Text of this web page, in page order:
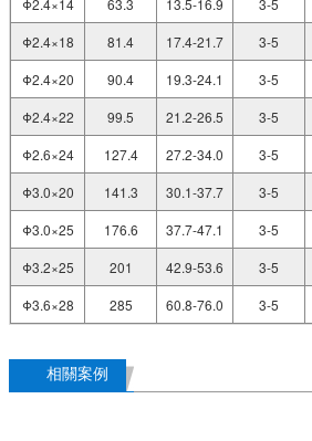
Φ2.4×14
63.3 13.5-16.9 3-5
Φ2.4×18
81.4 17.4-21.7 3-5
Φ2.4×20
90.4 19.3-24.1 3-5
Φ2.4×22
99.5 21.2-26.5 3-5
Φ2.6×24
127.4 27.2-34.0 3-5
Φ3.0×20
141.3 30.1-37.7 3-5
Φ3.0×25
176.6 37.7-47.1 3-5
Φ3.2×25
201 42.9-53.6 3-5
Φ3.6×28
285 60.8-76.0 3-5
相關案例